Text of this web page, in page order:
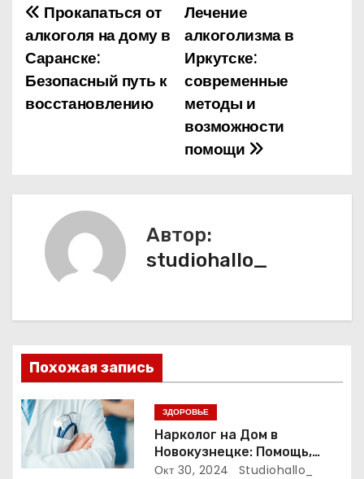
Н
а
в
а
п
о
з
а
п
Лечение
алкоголизма в
Иркутске:
современные
методы и
возможности
помощи
Прокапаться от
алкоголя на дому в
Саранске:
Безопасный путь к
восстановлению
Автор:
studiohallo_
Похожая запись
ЗДОРОВЬЕ
Нарколог на Дом в
Новокузнецке: Помощь,
Которая Всегда Рядом
Окт 30, 2024 Studiohallo_